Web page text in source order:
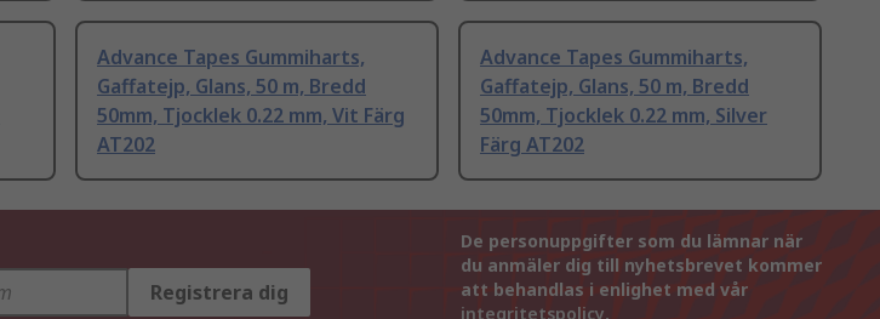
Advance Tapes Gummiharts,
Gaffatejp, Glans, 50 m, Bredd
50mm, Tjocklek 0.22 mm, Vit Färg
AT202
Advance Tapes Gummiharts,
Gaffatejp, Glans, 50 m, Bredd
50mm, Tjocklek 0.22 mm, Silver
Färg AT202
Registrera dig
De personuppgifter som du lämnar när
du anmäler dig till nyhetsbrevet kommer
att behandlas i enlighet med vår
integritetspolicy.